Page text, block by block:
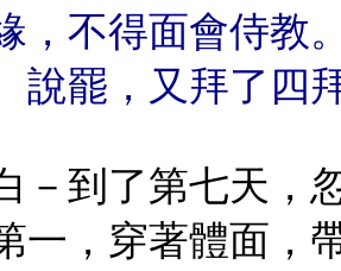
，不得面會侍教
說罷，又拜了四
－到了第七天，
一，穿著體面，